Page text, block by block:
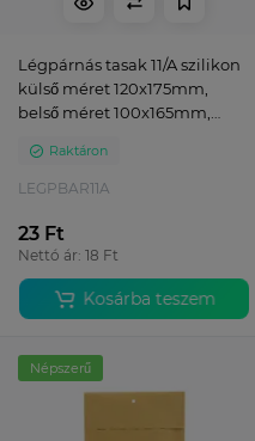
Légpárnás tasak 11/A szilikon
külső méret 120x175mm,
belső méret 100x165mm,
Raktáron
LEGPBAR11A
23 Ft
Nettó ár: 18 Ft
Kosárba teszem
Népszerű